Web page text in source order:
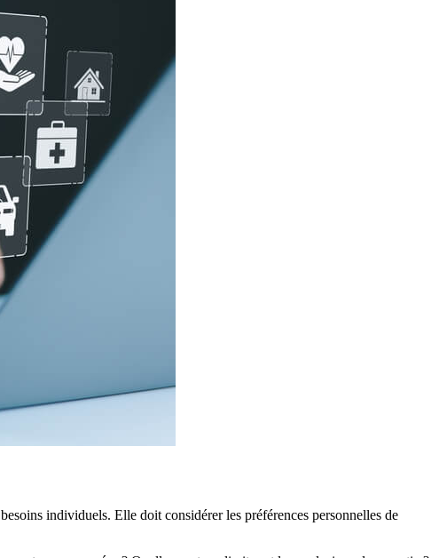
individuels. Elle doit considérer les préférences personnelles de